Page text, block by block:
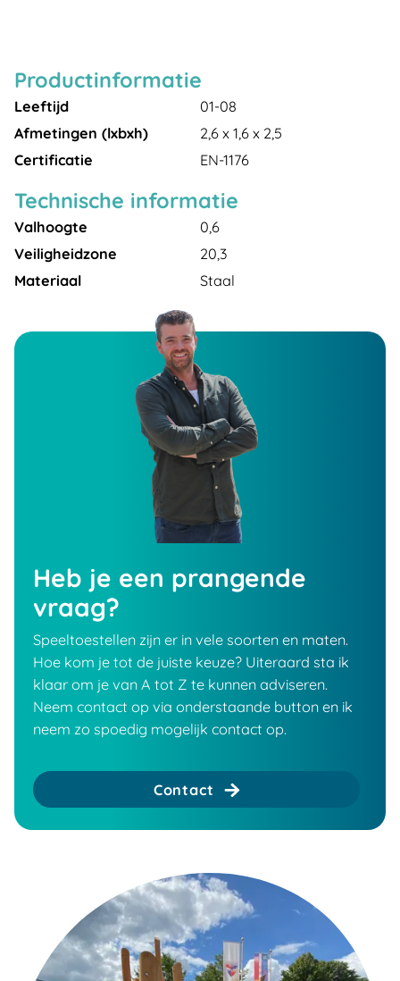
Productinformatie
Leeftijd
01-08
Afmetingen (lxbxh)
2,6 x 1,6 x 2,5
Certificatie
EN-1176
Technische informatie
Valhoogte
0,6
Veiligheidzone
20,3
Materiaal
Staal
Heb je een prangende
vraag?
Speeltoestellen zijn er in vele soorten en maten.
Hoe kom je tot de juiste keuze? Uiteraard sta ik
klaar om je van A tot Z te kunnen adviseren.
Neem contact op via onderstaande button en ik
neem zo spoedig mogelijk contact op.
Contact